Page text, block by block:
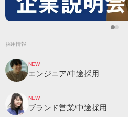
採用情報
NEW
エンジニア/中途採用
NEW
ブランド営業/中途採用